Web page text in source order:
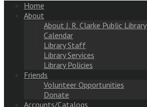
Home
About
About J. R. Clarke Public Library
Calendar
Library Staff
Library Services
Library Policies
Friends
Volunteer Opportunities
Donate
Accounts/Catalogs